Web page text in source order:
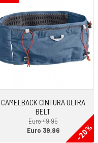
CAMELBACK CINTURA ULTRA
BELT
Euro 49,95
-20%
Euro 39,96